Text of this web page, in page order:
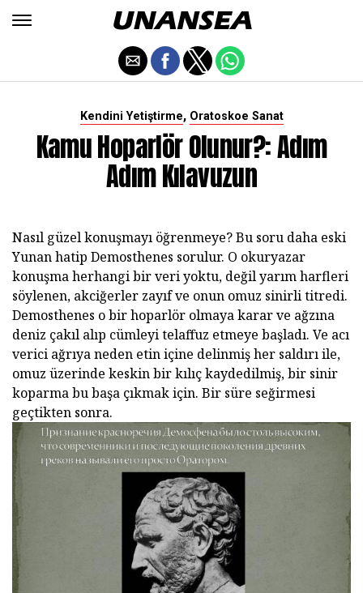
Kendini Yetiştirme, Oratoskoe Sanat
Kamu Hoparlör Olunur?: Adım
Adım Kılavuzun
Nasıl güzel konuşmayı öğrenmeye? Bu soru daha eski
Yunan hatip Demosthenes sorulur. O okuryazar
konuşma herhangi bir veri yoktu, değil yarım harfleri
söylenen, akciğerler zayıf ve onun omuz sinirli titredi.
Demosthenes o bir hoparlör olmaya karar ve ağzına
deniz çakıl alıp cümleyi telaffuz etmeye başladı. Ve acı
verici ağrıya neden etin içine delinmiş her saldırı ile,
omuz üzerinde keskin bir kılıç kaydedilmiş, bir sinir
koparma bu başa çıkmak için. Bir süre seğirmesi
geçtikten sonra.